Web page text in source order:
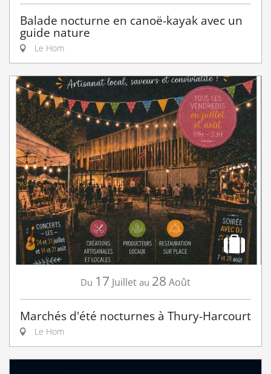
Balade nocturne en canoë-kayak avec un
guide nature
Le Hom
Du 17 Juillet au 28 Août
Marchés d'été nocturnes à Thury-Harcourt
Le Hom